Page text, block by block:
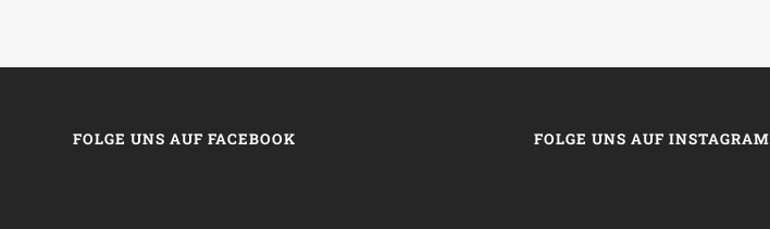
FOLGE UNS AUF FACEBOOK FOLGE UNS AUF INSTAGRAM